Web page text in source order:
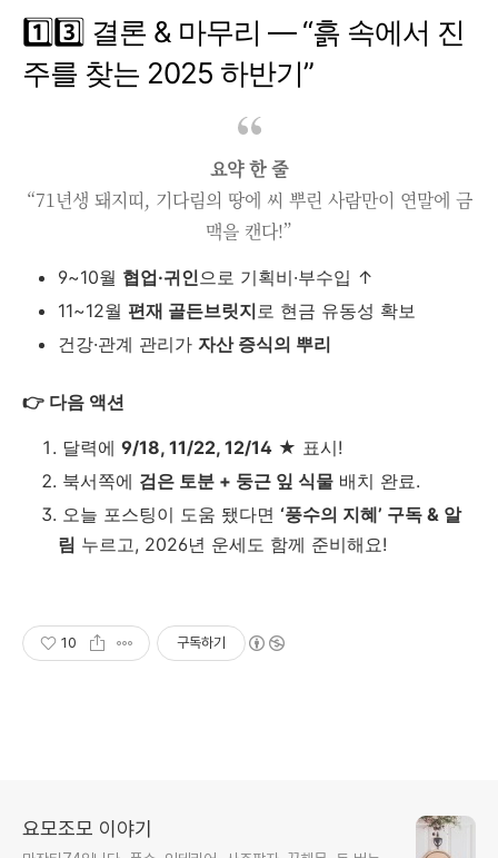
1️⃣3️⃣ 결론 & 마무리 ― “흙 속에서 진
주를 찾는 2025 하반기”
요약 한 줄
“71년생 돼지띠, 기다림의 땅에 씨 뿌린 사람만이 연말에 금
맥을 캔다!”
9~10월 협업·귀인으로 기획비·부수입 ↑
11~12월 편재 골든브릿지 로 현금 유동성 확보
건강·관계 관리가 자산 증식의 뿌리
👉 다음 액션
달력에 9/18, 11/22, 12/14 ★ 표시!
북서쪽에 검은 토분 + 둥근 잎 식물 배치 완료.
오늘 포스팅이 도움 됐다면 ‘풍수의 지혜’ 구독 & 알
림 누르고, 2026년 운세도 함께 준비해요!
10 구독하기
요모조모 이야기